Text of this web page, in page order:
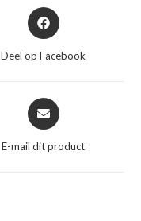
Opent
in
nieuw
Deel op Facebook
Opent
in
nieuw
E-mail dit product